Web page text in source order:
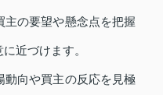
主の要望や懸念点を把握
近づけます。
動向や買主の反応を見極